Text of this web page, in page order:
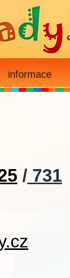
informace
/ 731